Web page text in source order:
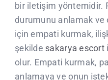
COL·LABORACIONS
CALENDARI
bir iletişim yöntemidir.
durumunu anlamak
için empati kurmak,
şekilde sakarya escort
olur. Empati kurmak,
anlamaya ve onun